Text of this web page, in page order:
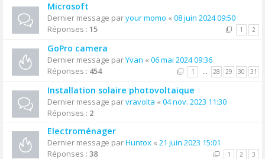
Microsoft
Dernier message paryour momo « 08 juin 2024 09:50
Réponses : 15 1 2
GoPro camera
Dernier message parYvan « 06 mai 2024 09:36
Réponses : 454 1 … 28 29 30 31
Installation solaire photovoltaique
Dernier message parvravolta « 04 nov. 2023 11:30
Réponses : 2
Electroménager
Dernier message parHuntox « 21 juin 2023 15:01
Réponses : 38 1 2 3